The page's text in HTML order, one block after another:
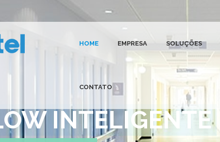
HOME EMPRESA SOLUÇÕES
CONTATO
INTELIGENTE